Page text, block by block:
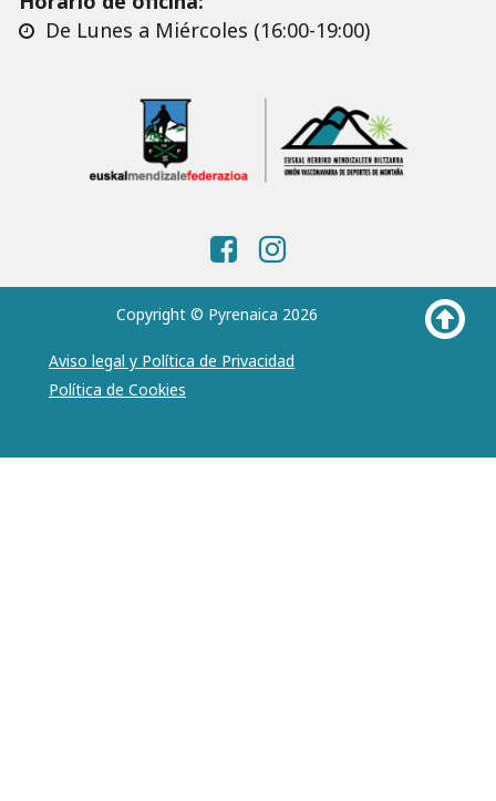
De Lunes a Miércoles (16:00-19:00)
Copyright © Pyrenaica 2026
Aviso legal y Política de Privacidad
Política de Cookies